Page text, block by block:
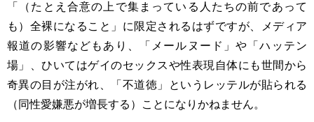
「（たとえ合意の上で集まっている人たちの前であって
も）全裸になること」に限定されるはずですが、メディア
報道の影響などもあり、「メールヌード」や「ハッテン
場」、ひいてはゲイのセックスや性表現自体にも世間から
奇異の目が注がれ、「不道徳」というレッテルが貼られる
（同性愛嫌悪が増長する）ことになりかねません。